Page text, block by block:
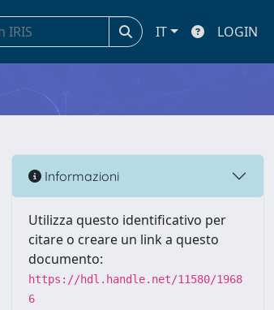
IT LOGIN
Informazioni
Utilizza questo identificativo per
citare o creare un link a questo
documento:
https://hdl.handle.net/11580/1968
6